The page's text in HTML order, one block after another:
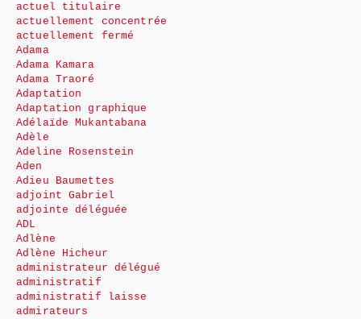
actuel titulaire
actuellement concentrée
actuellement fermé
Adama
Adama Kamara
Adama Traoré
Adaptation
Adaptation graphique
Adélaïde Mukantabana
Adèle
Adeline Rosenstein
Aden
Adieu Baumettes
adjoint Gabriel
adjointe déléguée
ADL
Adlène
Adlène Hicheur
administrateur délégué
administratif
administratif laisse
admirateurs